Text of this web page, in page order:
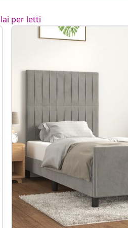
per letti